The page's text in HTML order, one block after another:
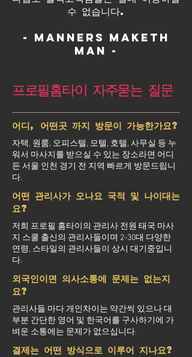
수 없습니다.
- Manners maketh
man -
프로필홈타이 자주묻는 질문
어디, 어떤곳 까지 방문이 가능한가요?
자택, 원룸, 오피스텔, 모텔, 호텔, 사무실 등 누
워서 마사지를 받으실 수 있는 장소라면 어디
든 서울 인천 경기 전 지역 빠르게 방문드립니
다.
어떤 관리사가 오나요 국적 및 나이대는
요?
저희 프로필 홈타이의 관리사 전원 태국 마사
지 스쿨 출신의 관리사들이며 2-30대 다양한
연령, 스타일의 관리사들이 상시 대기중입니
다.
외국인이면 의사소통에 문제는 없는지
요?
관리사들 마다 개인차이는 약간씩 있으나 대
부분 간단한 영어 및 한국어를 구사하기에 가
벼운 소통에는 문제가 없으십니다.
결제는 어떤 방식으로 이루어 지나요?